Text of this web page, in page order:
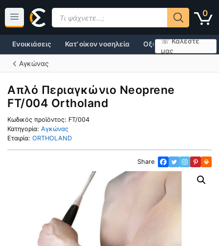
περιεχόμενο
0
Products
search
☏ Καλέστε
μας
Κατ’ οίκον νοσηλεία Οξυγονοθεραπεία
Ενοικιάσεις
Αγκώνας
Απλό Περιαγκώνιο Neoprene
FT/004 Ortholand
Κωδικός προϊόντος: FT/004
Κατηγορία: Αγκώνας
Εταιρία: ORTHOLAND
Share